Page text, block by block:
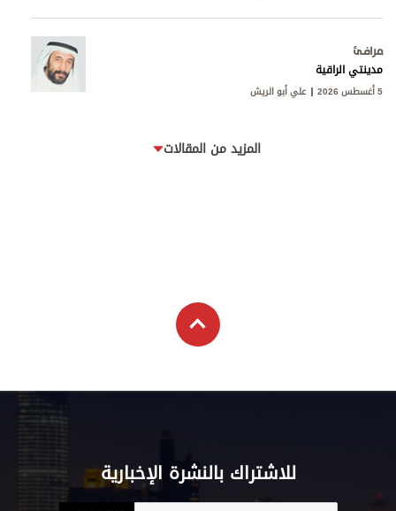
مرافئ
مدينتي الراقية
5 أغسطس 2026 علي أبو الريش
المزيد من المقالات
للاشتراك بالنشرة الإخبارية